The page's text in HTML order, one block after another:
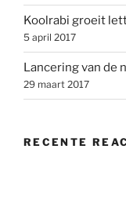
Koolrabi groeit
5 april 2017
Lancering van de
29 maart 2017
RECENTE